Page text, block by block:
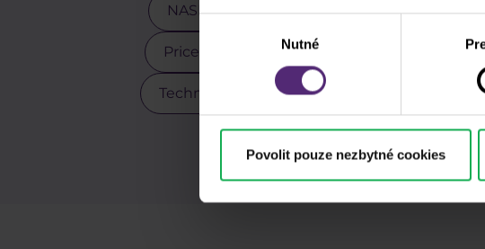
Nutné
Povolit pouze nezbytné cookies
NASDAQ Obchodní strategie
Price action Pro klienty
Technická analýza
Začátečníci